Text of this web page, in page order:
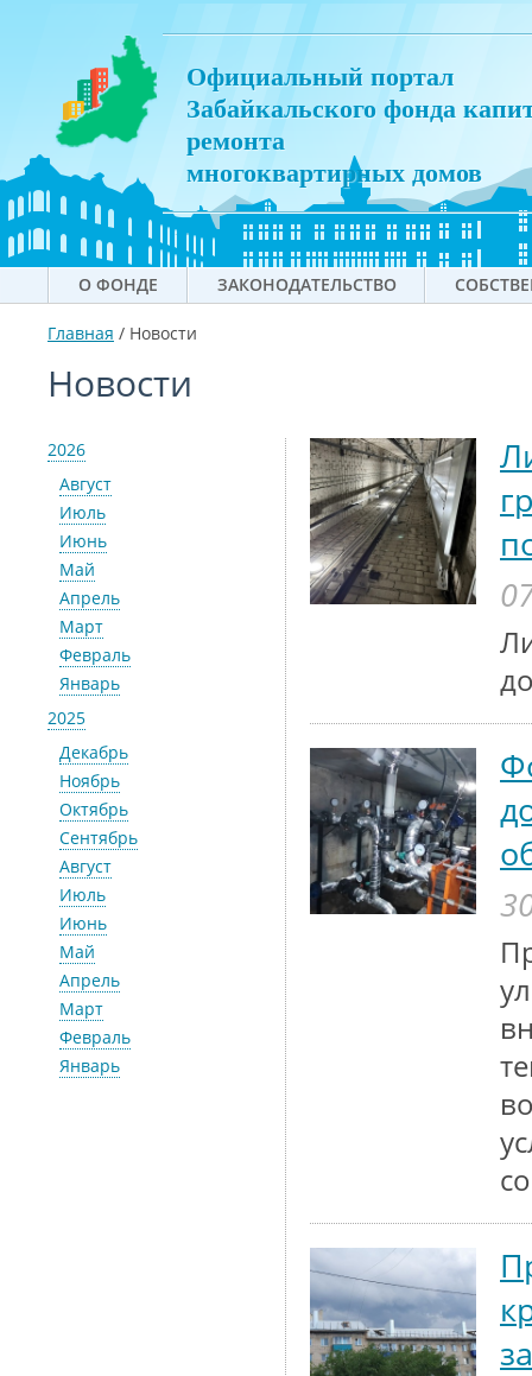
Официальный портал
Забайкальского фонда
ремонта
многоквартирных домов
О ФОНДЕ ЗАКОНОДАТЕЛЬСТВО
Главная / Новости
Новости
2026
Август
Июль
Июнь
Май
Апрель
Март
Февраль
Январь
2025
Декабрь
Ноябрь
Октябрь
Сентябрь
Август
Июль
Июнь
Май
Апрель
Март
Февраль
Январь